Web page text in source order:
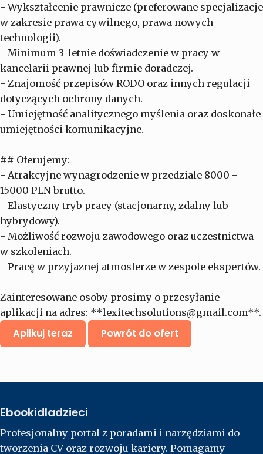
- Wykształcenie prawnicze (preferowane specjalizacje
w zakresie prawa cywilnego, prawa nowych
technologii).
- Minimum 3-letnie doświadczenie w pracy w
kancelarii prawnej lub firmie doradczej.
- Znajomość przepisów RODO oraz innych regulacji
dotyczących ochrony danych.
- Umiejętność analitycznego myślenia oraz doskonałe
umiejętności komunikacyjne.
## Oferujemy:
- Atrakcyjne wynagrodzenie w przedziale 8000 -
15000 PLN brutto.
- Elastyczny tryb pracy (stacjonarny, zdalny lub
hybrydowy).
- Możliwość rozwoju zawodowego oraz uczestnictwa
w szkoleniach.
- Pracę w przyjaznej atmosferze w zespole ekspertów.
Zainteresowane osoby prosimy o przesyłanie
aplikacji na adres: **lexitechsolutions@gmail.com**.
Aplikuj teraz Powrót do ofert
Ebookidladzieci
Profesjonalny portal z poradami i narzędziami do
tworzenia CV oraz rozwoju kariery. Pomagamy